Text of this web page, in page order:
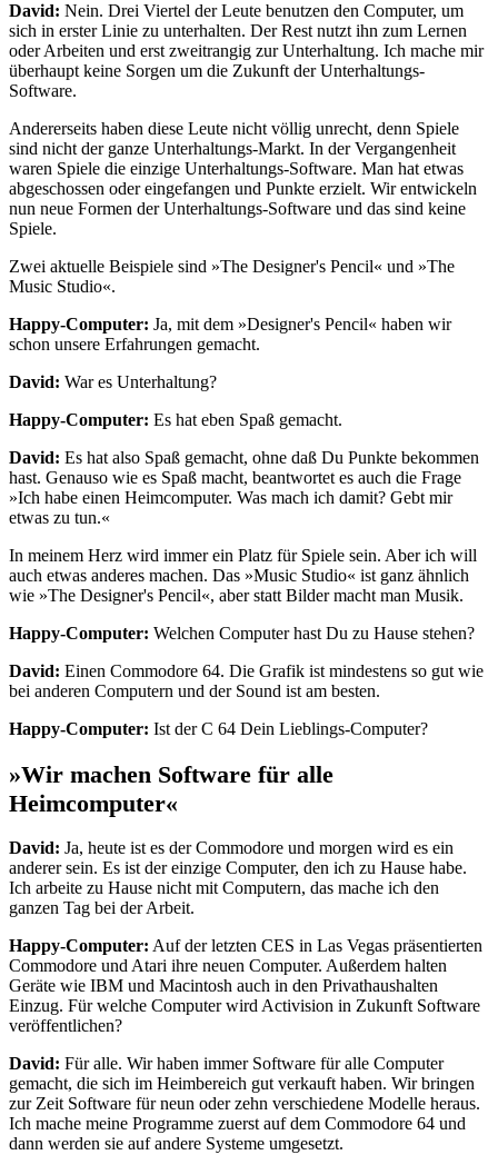
David: Nein. Drei Viertel der Leute benutzen den Computer, um
sich in erster Linie zu unterhalten. Der Rest nutzt ihn zum Lernen
oder Arbeiten und erst zweitrangig zur Unterhaltung. Ich mache mir
überhaupt keine Sorgen um die Zukunft der Unterhaltungs-
Software.
Andererseits haben diese Leute nicht völlig unrecht, denn Spiele
sind nicht der ganze Unterhaltungs-Markt. In der Vergangenheit
waren Spiele die einzige Unterhaltungs-Software. Man hat etwas
abgeschossen oder eingefangen und Punkte erzielt. Wir entwickeln
nun neue Formen der Unterhaltungs-Software und das sind keine
Spiele.
Zwei aktuelle Beispiele sind »The Designer's Pencil« und »The
Music Studio«.
Happy-Computer: Ja, mit dem »Designer's Pencil« haben wir
schon unsere Erfahrungen gemacht.
David: War es Unterhaltung?
Happy-Computer: Es hat eben Spaß gemacht.
David: Es hat also Spaß gemacht, ohne daß Du Punkte bekommen
hast. Genauso wie es Spaß macht, beantwortet es auch die Frage
»Ich habe einen Heimcomputer. Was mach ich damit? Gebt mir
etwas zu tun.«
In meinem Herz wird immer ein Platz für Spiele sein. Aber ich will
auch etwas anderes machen. Das »Music Studio« ist ganz ähnlich
wie »The Designer's Pencil«, aber statt Bilder macht man Musik.
Happy-Computer: Welchen Computer hast Du zu Hause stehen?
David: Einen Commodore 64. Die Grafik ist mindestens so gut wie
bei anderen Computern und der Sound ist am besten.
Happy-Computer: Ist der C 64 Dein Lieblings-Computer?
»Wir machen Software für alle
Heimcomputer«
David: Ja, heute ist es der Commodore und morgen wird es ein
anderer sein. Es ist der einzige Computer, den ich zu Hause habe.
Ich arbeite zu Hause nicht mit Computern, das mache ich den
ganzen Tag bei der Arbeit.
Happy-Computer: Auf der letzten CES in Las Vegas präsentierten
Commodore und Atari ihre neuen Computer. Außerdem halten
Geräte wie IBM und Macintosh auch in den Privathaushalten
Einzug. Für welche Computer wird Activision in Zukunft Software
veröffentlichen?
David: Für alle. Wir haben immer Software für alle Computer
gemacht, die sich im Heimbereich gut verkauft haben. Wir bringen
zur Zeit Software für neun oder zehn verschiedene Modelle heraus.
Ich mache meine Programme zuerst auf dem Commodore 64 und
dann werden sie auf andere Systeme umgesetzt.